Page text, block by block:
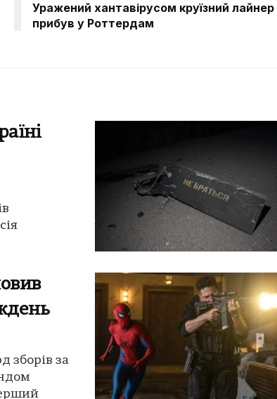
Уражений хантавірусом круїзний лайнер
прибув у Роттердам
зборів за